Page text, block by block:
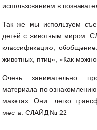
использованием в
Так же мы используем
детей с животным миром.
классификацию,
животных, птиц», «Как
Очень занимательно
материала по
макетах. Они легко
места. СЛАЙД № 22